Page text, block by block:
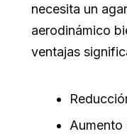
necesita un
aerodinámico
ventajas
Aumento